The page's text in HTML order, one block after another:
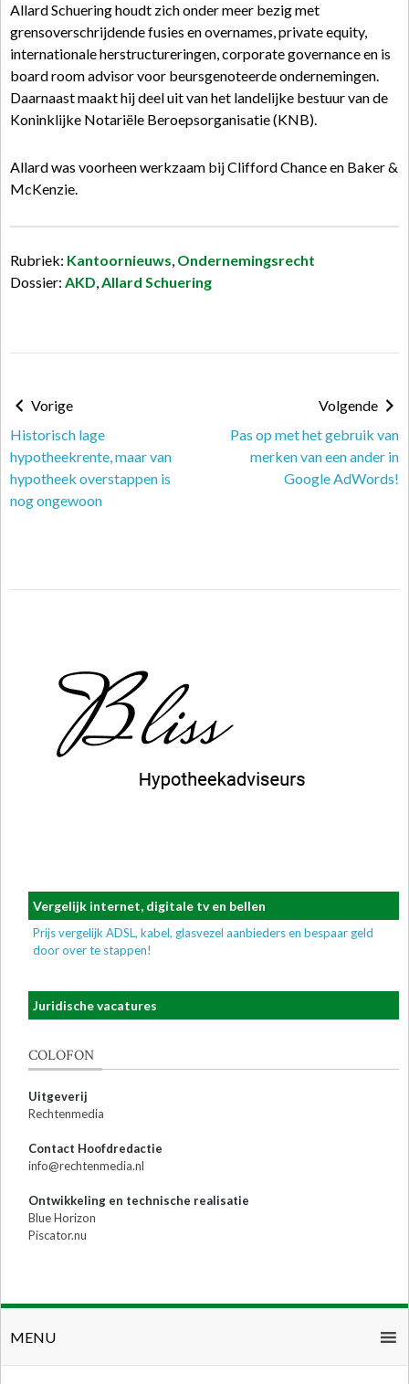
Allard Schuering houdt zich onder meer bezig met
grensoverschrijdende fusies en overnames, private equity,
internationale herstructureringen, corporate governance en is
board room advisor voor beursgenoteerde ondernemingen.
Daarnaast maakt hij deel uit van het landelijke bestuur van de
Koninklijke Notariële Beroepsorganisatie (KNB).
Allard was voorheen werkzaam bij Clifford Chance en Baker &
McKenzie.​​
Rubriek: Kantoornieuws, Ondernemingsrecht
Dossier: AKD,Allard Schuering
Vorige
Historisch lage
hypotheekrente, maar van
hypotheek overstappen is
nog ongewoon
Volgende
Pas op met het gebruik van
merken van een ander in
Google AdWords!
Vergelijk internet, digitale tv en bellen
Prijs vergelijk ADSL, kabel, glasvezel aanbieders en bespaar geld
door over te stappen!
Juridische vacatures
COLOFON
Uitgeverij
Rechtenmedia
Contact Hoofdredactie
info@rechtenmedia.nl
Ontwikkeling en technische realisatie
Blue Horizon
Piscator.nu
MENU